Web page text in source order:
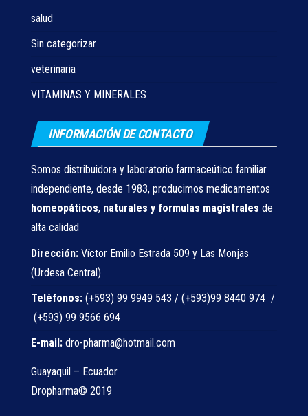
salud
Sin categorizar
veterinaria
VITAMINAS Y MINERALES
INFORMACIÓN DE CONTACTO
Somos distribuidora y laboratorio farmaceútico familiar
independiente, desde 1983, producimos medicamentos
homeopáticos, naturales y formulas magistrales de
alta calidad
Dirección: Víctor Emilio Estrada 509 y Las Monjas
(Urdesa Central)
Teléfonos: (+593) 99 9949 543 / (+593)99 8440 974 /
(+593) 99 9566 694
E-mail: dro-pharma@hotmail.com
Guayaquil – Ecuador
Dropharma© 2019